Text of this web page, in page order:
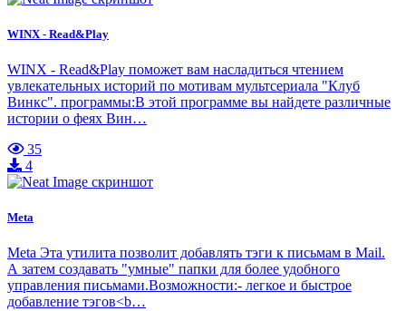
WINX - Read&Play
WINX - Read&Play поможет вам насладиться чтением
увлекательных историй по мотивам мультсериала "Клуб
Винкс". программы:В этой программе вы найдете различные
истории о феях Вин…
35
4
Meta
Meta Эта утилита позволит добавлять тэги к письмам в Mail.
А затем создавать "умные" папки для более удобного
управления письмами.Возможности:- легкое и быстрое
добавление тэгов<b…